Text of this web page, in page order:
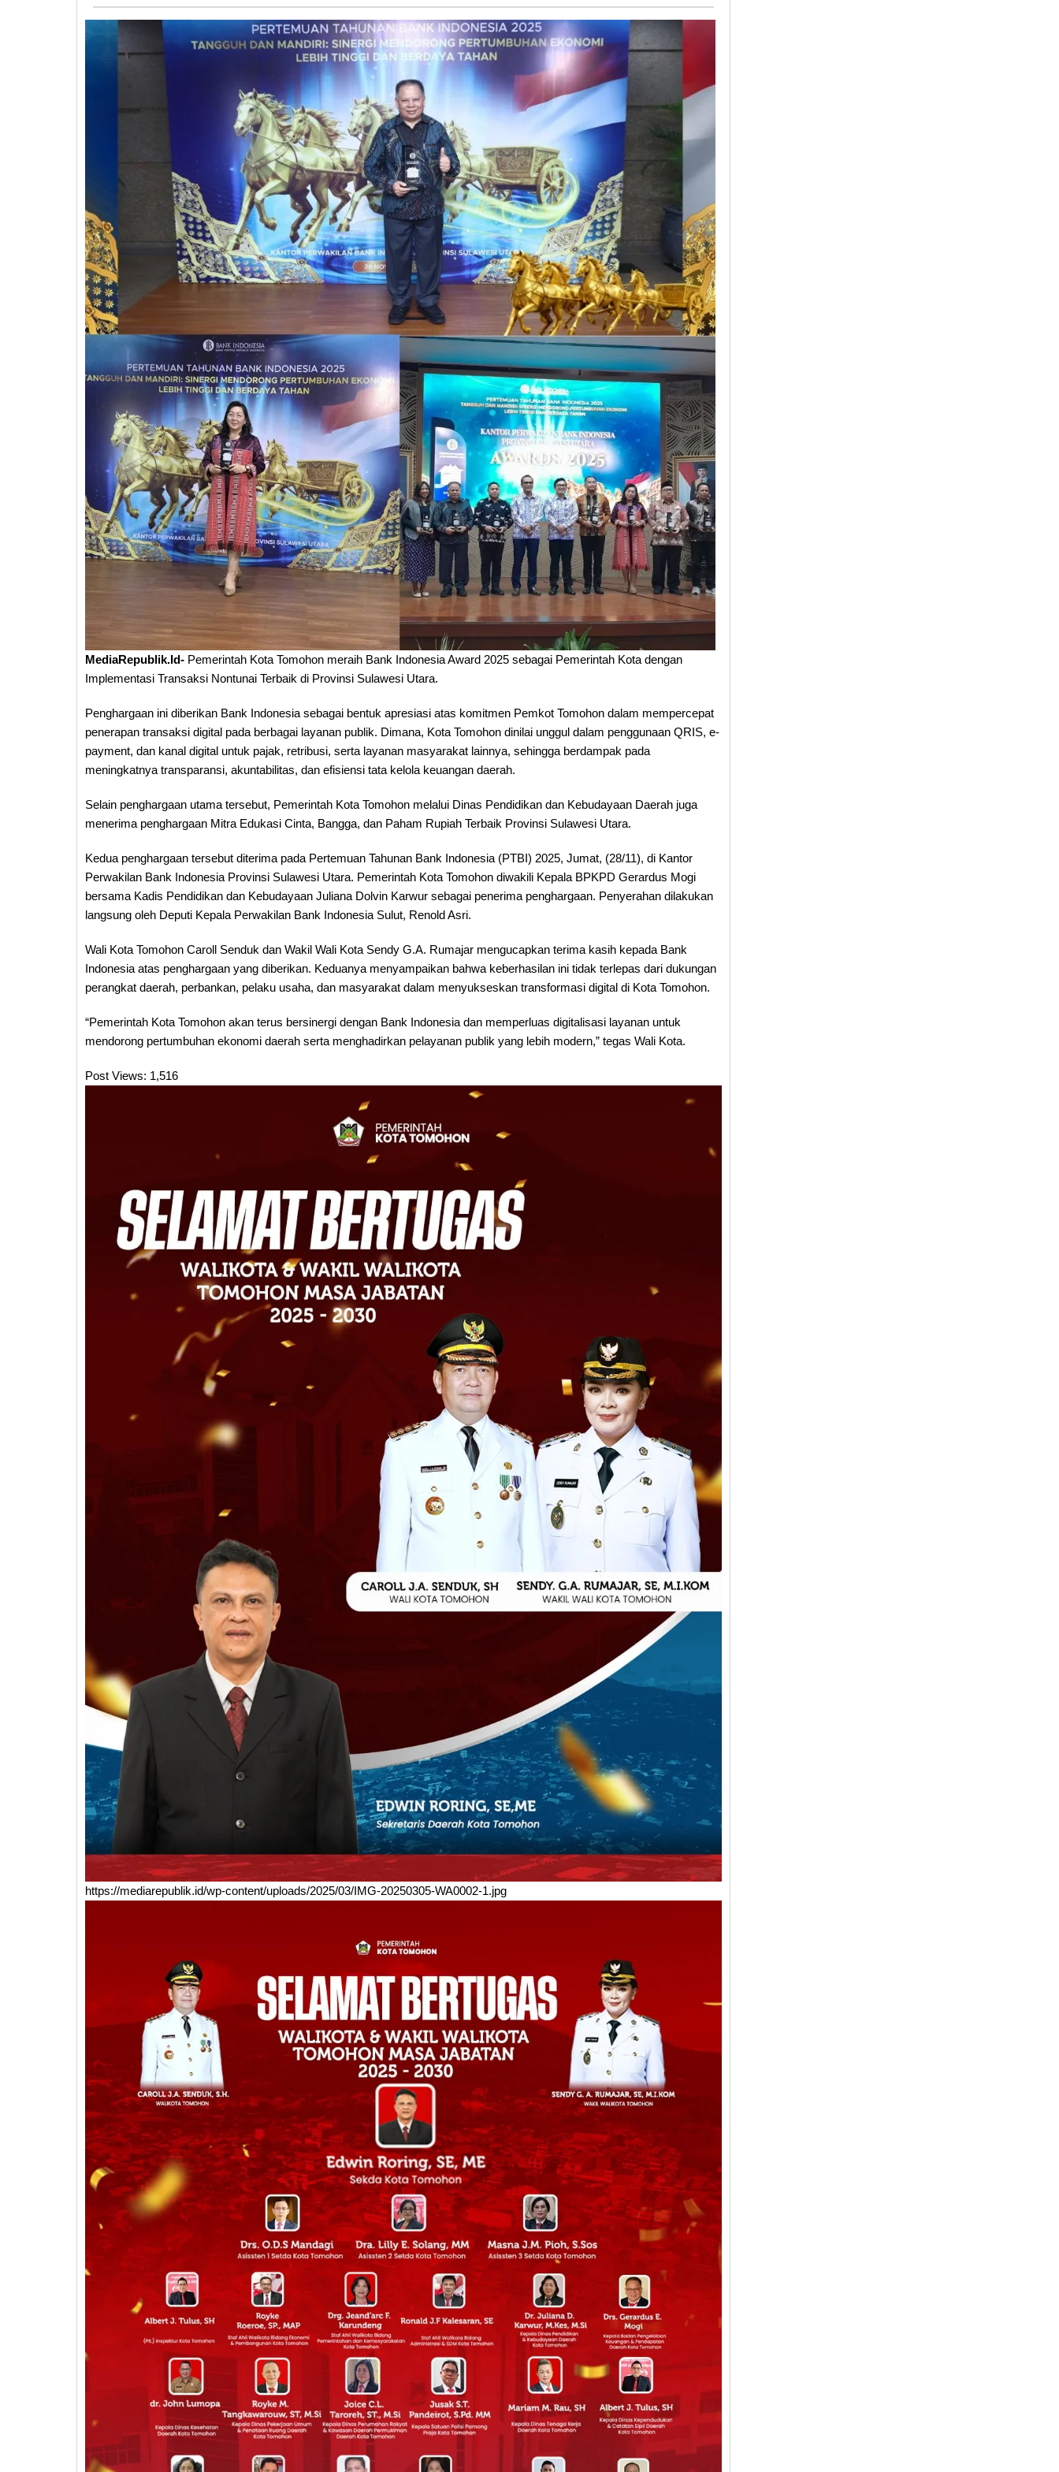
Pontoan
MediaRepublik.Id- Pemerintah Kota Tomohon meraih Bank Indonesia Award 2025 sebagai Pemerintah Kota dengan
Implementasi Transaksi Nontunai Terbaik di Provinsi Sulawesi Utara.
Penghargaan ini diberikan Bank Indonesia sebagai bentuk apresiasi atas komitmen Pemkot Tomohon dalam mempercepat
penerapan transaksi digital pada berbagai layanan publik. Dimana, Kota Tomohon dinilai unggul dalam penggunaan QRIS, e-
payment, dan kanal digital untuk pajak, retribusi, serta layanan masyarakat lainnya, sehingga berdampak pada
meningkatnya transparansi, akuntabilitas, dan efisiensi tata kelola keuangan daerah.
Selain penghargaan utama tersebut, Pemerintah Kota Tomohon melalui Dinas Pendidikan dan Kebudayaan Daerah juga
menerima penghargaan Mitra Edukasi Cinta, Bangga, dan Paham Rupiah Terbaik Provinsi Sulawesi Utara.
Kedua penghargaan tersebut diterima pada Pertemuan Tahunan Bank Indonesia (PTBI) 2025, Jumat, (28/11), di Kantor
Perwakilan Bank Indonesia Provinsi Sulawesi Utara. Pemerintah Kota Tomohon diwakili Kepala BPKPD Gerardus Mogi
bersama Kadis Pendidikan dan Kebudayaan Juliana Dolvin Karwur sebagai penerima penghargaan. Penyerahan dilakukan
langsung oleh Deputi Kepala Perwakilan Bank Indonesia Sulut, Renold Asri.
Wali Kota Tomohon Caroll Senduk dan Wakil Wali Kota Sendy G.A. Rumajar mengucapkan terima kasih kepada Bank
Indonesia atas penghargaan yang diberikan. Keduanya menyampaikan bahwa keberhasilan ini tidak terlepas dari dukungan
perangkat daerah, perbankan, pelaku usaha, dan masyarakat dalam menyukseskan transformasi digital di Kota Tomohon.
“Pemerintah Kota Tomohon akan terus bersinergi dengan Bank Indonesia dan memperluas digitalisasi layanan untuk
mendorong pertumbuhan ekonomi daerah serta menghadirkan pelayanan publik yang lebih modern,” tegas Wali Kota.
Post Views: 1,516
https://mediarepublik.id/wp-content/uploads/2025/03/IMG-20250305-WA0002-1.jpg